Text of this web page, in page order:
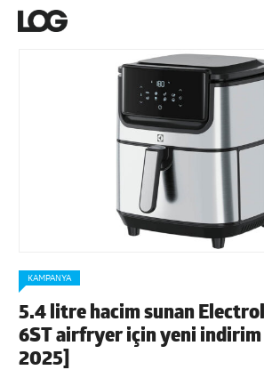
KAMPANYA
5.4 litre hacim sunan
6ST airfryer için yeni indirim
2025]